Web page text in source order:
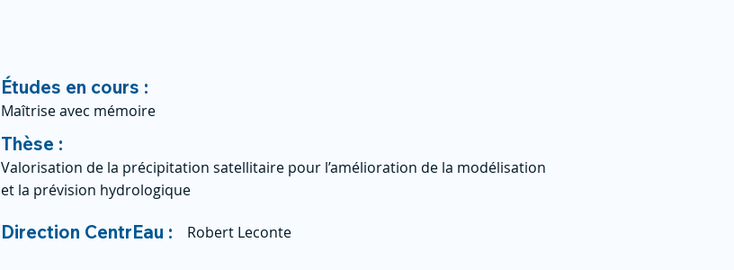
Études en cours :
Maîtrise avec mémoire
Thèse :
Valorisation de la précipitation satellitaire pour l’amélioration de la modélisation
et la prévision hydrologique
Direction CentrEau : Robert Leconte